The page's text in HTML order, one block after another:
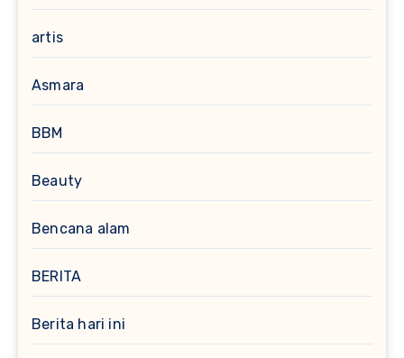
artis
Asmara
BBM
Beauty
Bencana alam
BERITA
Berita hari ini